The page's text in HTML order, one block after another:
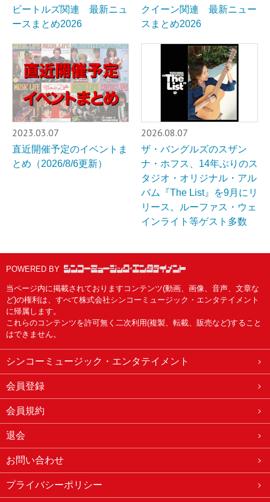
ビートルズ関連 最新ニュ
ースまとめ2026
クイーン関連 最新ニュー
スまとめ2026
2023.03.07
直近開催予定のイベントま
とめ（2026/8/6更新）
2026.08.07
ザ・バングルズのスザン
ナ・ホフス、14年ぶりのス
タジオ・オリジナル・アル
バム『The List』を9月にリ
リース。ルーファス・ウェ
インライト等ゲスト多数
POWERED BY
当ページ内に掲載されておりますコンテンツ(動画、画像、音声、文章な
ど)の権利は、すべて株式会社シンコーミュージック・エンタテイメント
に帰属します。
これらのコンテンツを許可無く二次利用(複製、転載、販売など)すること
はできません。
シンコーミュージック・エンタテイメント
会員登録
会員規約
退会
お問い合わせ
プライバシーポリシー